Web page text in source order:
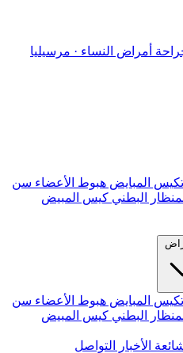
أمراض النساء · مرسيليا
تكيس المبايض هبوط الأعضاء سن
البطني كيس المبيض
تكيس المبايض هبوط الأعضاء سن
البطني كيس المبيض
الأخبار
التواصل